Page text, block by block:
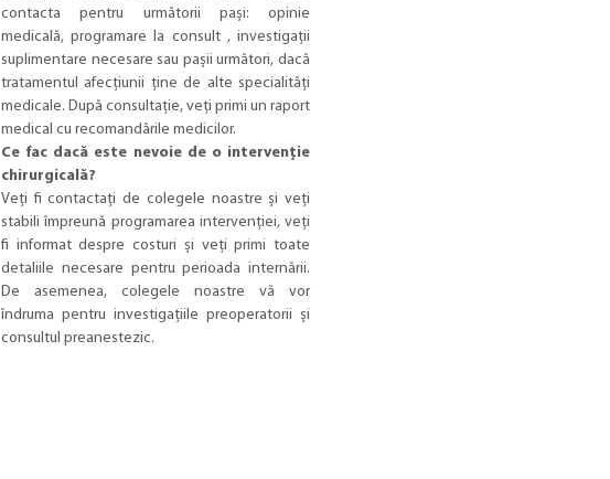
contacta pentru următorii pași: opinie
medicală, programare la consult , investigații
suplimentare necesare sau pașii următori, dacă
tratamentul afecțiunii ține de alte specialități
medicale. După consultație, veți primi un raport
medical cu recomandările medicilor.
Ce fac dacă este nevoie de o intervenție
chirurgicală?
Veți fi contactați de colegele noastre și veți
stabili împreună programarea intervenției, veți
fi informat despre costuri și veți primi toate
detaliile necesare pentru perioada internării.
De asemenea, colegele noastre vă vor
îndruma pentru investigațiile preoperatorii și
consultul preanestezic.